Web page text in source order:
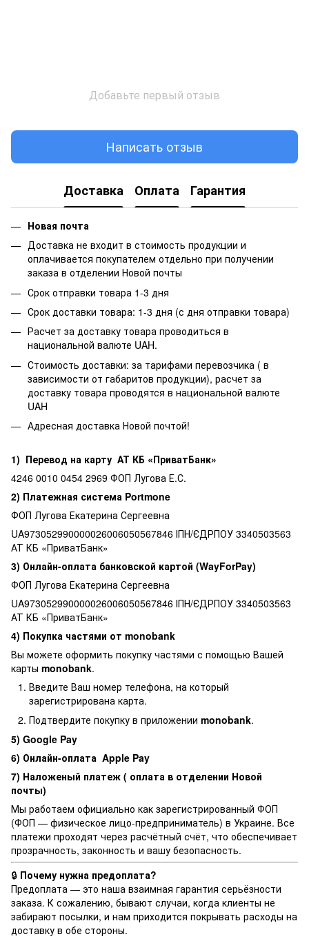
Добавьте первый отзыв
Написать отзыв
Доставка Оплата Гарантия
Новая почта
Доставка не входит в стоимость продукции и
оплачивается покупателем отдельно при получении
заказа в отделении Новой почты
Срок отправки товара 1-3 дня
Срок доставки товара: 1-3 дня (с дня отправки товара)
Расчет за доставку товара проводиться в
национальной валюте UAH.
Стоимость доставки: за тарифами перевозчика ( в
зависимости от габаритов продукции), расчет за
доставку товара проводятся в национальной валюте
UAH
Адресная доставка Новой почтой!
1) Перевод на карту АТ КБ «ПриватБанк»
4246 0010 0454 2969 ФОП Лугова Е.С.
2) Платежная система Portmone
ФОП Лугова Екатерина Сергеевна
UA973052990000026006050567846 ІПН/ЄДРПОУ 3340503563
АТ КБ «ПриватБанк»
3) Онлайн-оплата банковской картой (WayForPay)
ФОП Лугова Екатерина Сергеевна
UA973052990000026006050567846 ІПН/ЄДРПОУ 3340503563
АТ КБ «ПриватБанк»
4) Покупка частями от monobank
Вы можете оформить покупку частями с помощью Вашей
карты monobank.
Введите Ваш номер телефона, на который
зарегистрирована карта.
Подтвердите покупку в приложении monobank.
5) Google Pay
6) Онлайн-оплата Apple Pay
7) Наложеный платеж ( оплата в отделении Новой
почты)
Мы работаем официально как зарегистрированный ФОП
(ФОП — физическое лицо-предприниматель) в Украине. Все
платежи проходят через расчётный счёт, что обеспечивает
прозрачность, законность и вашу безопасность.
🔒 Почему нужна предоплата?
Предоплата — это наша взаимная гарантия серьёзности
заказа. К сожалению, бывают случаи, когда клиенты не
забирают посылки, и нам приходится покрывать расходы на
доставку в обе стороны.